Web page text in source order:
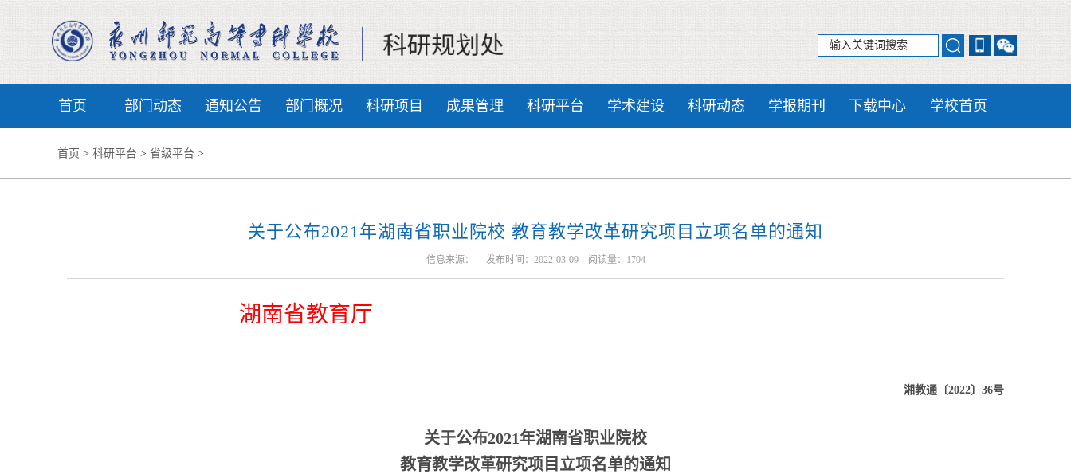
首页 部门动态 通知公告 部门概况 科研项目 成果管理 科研平台 学术建设 科研动态 学报期刊 下载中心 学校首页
首页 > 科研平台 > 省级平台 >
关于公布2021年湖南省职业院校 教育教学改革研究项目立项名单的通知
信息来源： 发布时间：2022-03-09 阅读量： 1704
湖南省教育厅
湘教通〔2022〕36号
关于公布2021年湖南省职业院校
教育教学改革研究项目立项名单的通知